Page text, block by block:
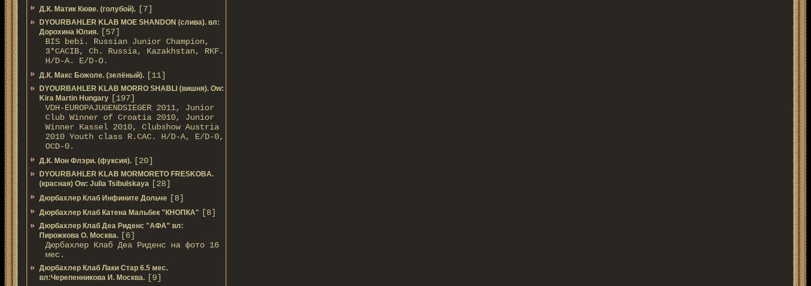
Д.К. Матик Кюве. (голубой). [7]
DYOURBAHLER KLAB MOE SHANDON (слива). вл:
Дорохина Юлия. [57]
BIS bebi. Russian Junior Champion,
3*САСIB, Ch. Russia, Kazakhstan, RKF.
Н/D-A. E/D-O.
Д.К. Макс Божоле. (зелёный). [11]
DYOURBAHLER KLAB MORRO SHABLI (вишня). Ow:
Kira Martin Hungary [197]
VDH-EUROPAJUGENDSIEGER 2011, Junior
Club Winner of Croatia 2010, Junior
Winner Kassel 2010, Clubshow Austria
2010 Youth class R.CAC. Н/D-A, E/D-0,
OCD-0.
Д.К. Мон Флэри. (фуксия). [20]
DYOURBAHLER KLAB MORMORETO FRESKOBA.
(красная) Ow: Julia Tsibulskaya [28]
Дюрбахлер Клаб Инфините Дольче [8]
Дюрбахлер Клаб Катена Мальбек "КНОПКА" [8]
Дюрбахлер Клаб Деа Риденс "АФА" вл:
Пирожкова О. Москва. [6]
Дюрбахлер Клаб Деа Риденс на фото 16
мес.
Дюрбахлер Клаб Лаки Стар 6.5 мес.
вл:Черепенникова И. Москва. [9]